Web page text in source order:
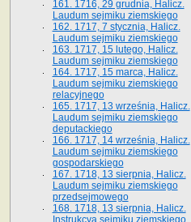
161. 1716, 29 grudnia, Halicz.
Laudum sejmiku ziemskiego
162. 1717, 7 stycznia, Halicz.
Laudum sejmiku ziemskiego
163. 1717, 15 lutego, Halicz.
Laudum sejmiku ziemskiego
164. 1717, 15 marca, Halicz.
Laudum sejmiku ziemskiego
relacyjnego
165. 1717, 13 września, Halicz.
Laudum sejmiku ziemskiego
deputackiego
166. 1717, 14 września, Halicz.
Laudum sejmiku ziemskiego
gospodarskiego
167. 1718, 13 sierpnia, Halicz.
Laudum sejmiku ziemskiego
przedsejmowego
168. 1718, 13 sierpnia, Halicz.
Instrukcya sejmiku ziemskiego